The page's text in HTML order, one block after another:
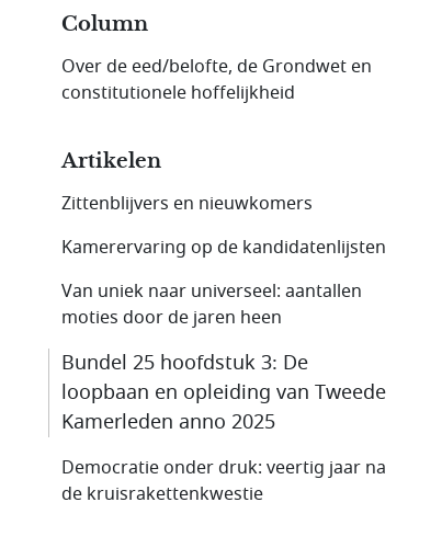
Column
Over de eed/belofte, de Grondwet en
constitutionele hoffelijkheid
Artikelen
Zittenblijvers en nieuwkomers
Kamerervaring op de kandidatenlijsten
Van uniek naar universeel: aantallen
moties door de jaren heen
Bundel 25 hoofdstuk 3: De
loopbaan en opleiding van Tweede
Kamerleden anno 2025
Democratie onder druk: veertig jaar na
de kruisrakettenkwestie